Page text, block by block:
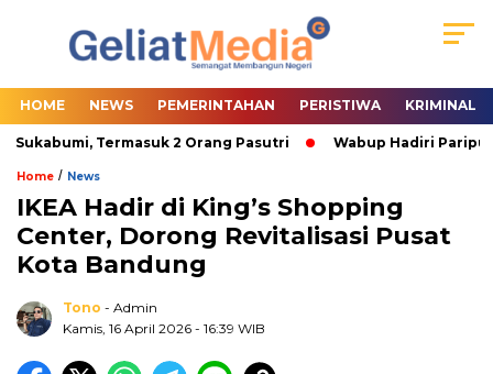
HOME NEWS PEMERINTAHAN PERISTIWA KRIMINAL
Termasuk 2 Orang Pasutri Wabup Hadiri Paripurna
Home / News
IKEA Hadir di King’s Shopping
Center, Dorong Revitalisasi Pusat
Kota Bandung
Tono - Admin
Kamis, 16 April 2026 - 16:39 WIB